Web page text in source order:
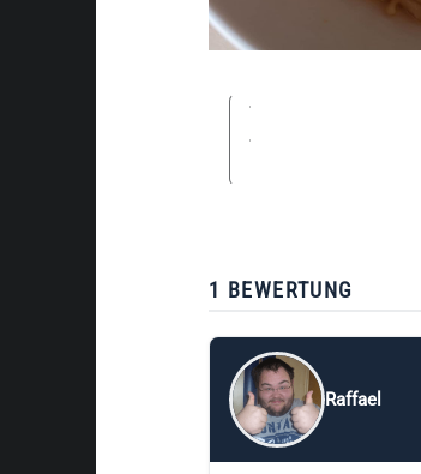
1 BEWERTUNG
Raffael